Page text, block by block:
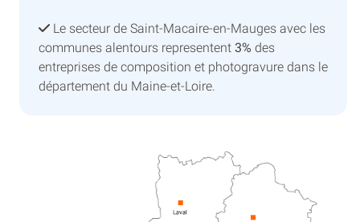
Le secteur de Saint-Macaire-en-Mauges avec les
communes alentours representent 3% des
entreprises de composition et photogravure dans le
département du Maine-et-Loire.